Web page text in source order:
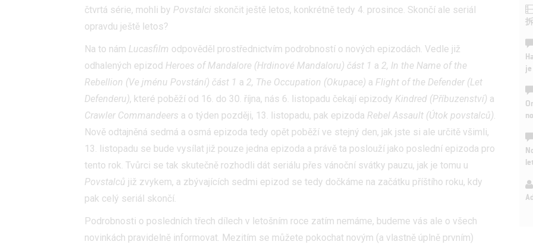
čtvrtá série, mohli by Povstalci skončit ještě letos, konkrétně tedy 4. prosince. Skončí ale seriál
opravdu ještě letos?
Na to nám Lucasfilm odpověděl prostřednictvím podrobností o nových epizodách. Vedle již
odhalených epizod Heroes of Mandalore (Hrdinové Mandaloru) část 1 a 2, In the Name of the
Rebellion (Ve jménu Povstání) část 1 a 2, The Occupation (Okupace) a Flight of the Defender (Let
Defenderu), které poběží od 16. do 30. října, nás 6. listopadu čekají epizody Kindred (Příbuzenství) a
Crawler Commandeers a o týden později, 13. listopadu, pak epizoda Rebel Assault (Útok povstalců).
Nově odtajněná sedmá a osmá epizoda tedy opět poběží ve stejný den, jak jste si ale určitě všimli,
13. listopadu se bude vysílat již pouze jedna epizoda a právě ta poslouží jako poslední epizoda pro
tento rok. Tvůrci se tak skutečně rozhodli dát seriálu přes vánoční svátky pauzu, jak je tomu u
Povstalců již zvykem, a zbývajících sedmi epizod se tedy dočkáme na začátku příštího roku, kdy
pak celý seriál skončí.
Podrobnosti o posledních třech dílech v letošním roce zatím nemáme, budeme vás ale o všech
novinkách pravidelně informovat. Mezitím se můžete pokochat novým (a vlastně úplně prvním)